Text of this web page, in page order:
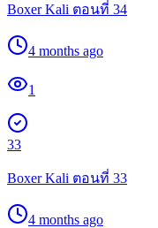
Boxer Kali ตอนที่ 34
4 months ago
1
33
Boxer Kali ตอนที่ 33
4 months ago